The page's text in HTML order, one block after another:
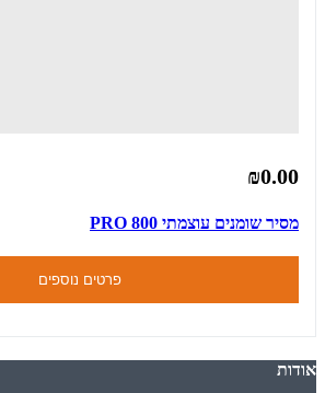
₪0.00
מסיר שומנים עוצמתי PRO 800
פרטים נוספים
אודות